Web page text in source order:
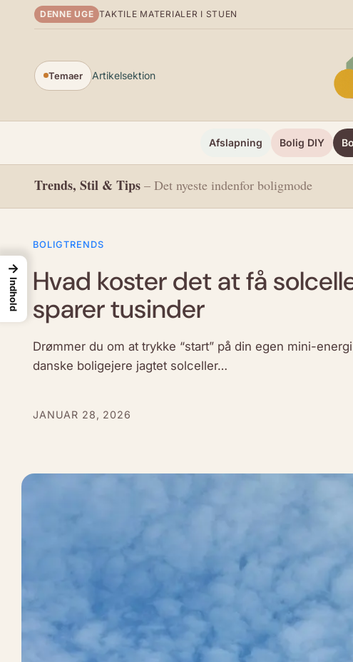
Spring til indhold
DENNE UGE TAKTILE MATERIALER I STUEN
Temaer Artikelsektion
Afslapning Bolig DIY
Trends, Stil & Tips – Det nyeste indenfor boligmode
BOLIGTRENDS
Hvad koster det at få
sparer tusinder
Drømmer du om at trykke “start” på din egen mini-
danske boligejere jagtet solceller…
JANUAR 28, 2026
→
Indhold